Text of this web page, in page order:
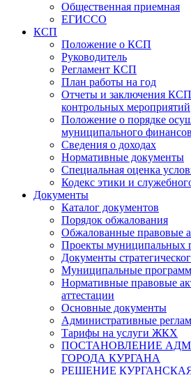
Общественная приемная
ЕГИССО
КСП
Положение о КСП
Руководитель
Регламент КСП
План работы на год
Отчеты и заключения
контрольных мероприятий
Положение о порядке
муниципального
Сведения о доходах
Нормативные документы
Специальная оценка
Кодекс этики и
Документы
Каталог документов
Порядок обжалования
Обжалованные правовые
Проекты муниципальных
Документы
Муниципальные
Нормативные правовые
аттестации
Основные документы
Административные
Тарифы на услуги ЖКХ
ПОСТАНОВЛЕНИЕ
ГОРОДА КУРГАНА
РЕШЕНИЕ